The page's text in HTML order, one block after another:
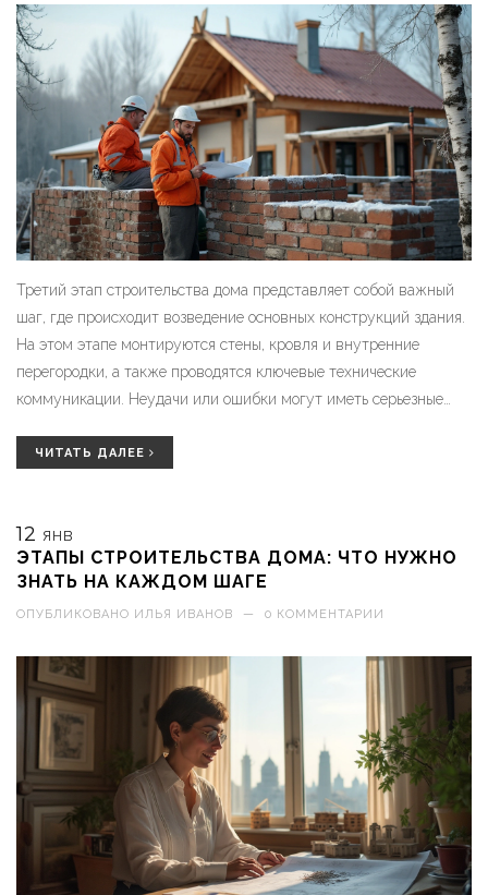
Третий этап строительства дома представляет собой важный
шаг, где происходит возведение основных конструкций здания.
На этом этапе монтируются стены, кровля и внутренние
перегородки, а также проводятся ключевые технические
коммуникации. Неудачи или ошибки могут иметь серьезные
внимание к деталям обеспечат успешное завершение этой
ЧИТАТЬ ДАЛЕЕ
12 ЯНВ
ЭТАПЫ СТРОИТЕЛЬСТВА ДОМА: ЧТО НУЖНО
ЗНАТЬ НА КАЖДОМ ШАГЕ
ОПУБЛИКОВАНО ИЛЬЯ ИВАНОВ — 0 КОММЕНТАРИИ